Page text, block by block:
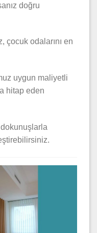
doğru
çocuk odalarını en
uygun maliyetli
hitap eden
dokunuşlarla